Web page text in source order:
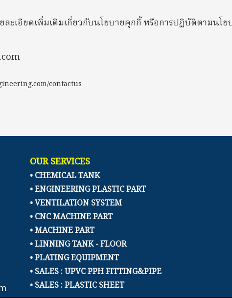
ละเอียดเพิ่มเติมเกี่ยวกับนโยบายคุกกี้ หรือการปฏิบัติตามน
contactus
OUR SERVICES
• CHEMICAL TANK
• ENGINEERING PLASTIC PART
• VENTILATION SYSTEM
• CNC MACHINE PART
• MACHINE PART
• LINNING TANK - FLOOR
• PLATING EQUIPMENT
• SALES : UPVC PPH FITTING&PIPE
• SALES : PLASTIC SHEET